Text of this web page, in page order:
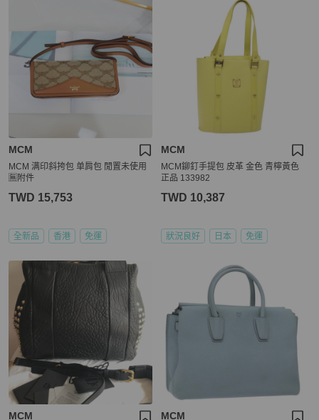
MCM
MCM 满印斜挎包 单肩包 閒置未使用
🈚附件
TWD 15,753
全新品 香港 免運
MCM
MCM鉚釘手提包 皮革 金色 青檸黃色
正品 133982
TWD 10,387
狀況良好 日本 免運
MCM MCM